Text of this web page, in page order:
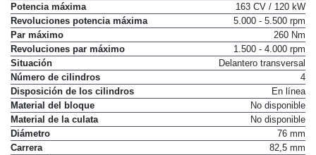
Potencia máxima
163 CV / 120 kW
Revoluciones potencia máxima
5.000 - 5.500 rpm
Par máximo
260 Nm
Revoluciones par máximo
1.500 - 4.000 rpm
Situación
Delantero transversal
Número de cilindros
4
Disposición de los cilindros
En línea
Material del bloque
No disponible
Material de la culata
No disponible
Diámetro
76 mm
Carrera
82,5 mm